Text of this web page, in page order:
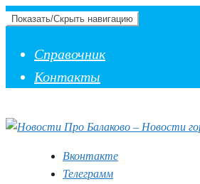
Показать/Скрыть навигацию
Справочник
Контакты
Вконтакте
Телеграмм